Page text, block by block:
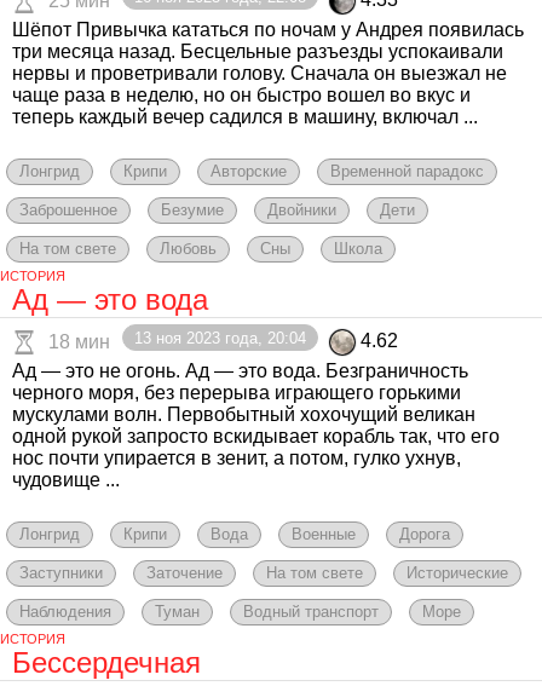
Шёпот Привычка кататься по ночам у Андрея появилась
три месяца назад. Бесцельные разъезды успокаивали
нервы и проветривали голову. Сначала он выезжал не
чаще раза в неделю, но он быстро вошел во вкус и
теперь каждый вечер садился в машину, включал ...
Лонгрид Крипи Авторские Временной парадокс
Заброшенное Безумие Двойники Дети
На том свете Любовь Сны Школа
ИСТОРИЯ
Ад — это вода
18 мин 13 ноя 2023 года, 20:04
4.62
Ад — это не огонь. Ад — это вода. Безграничность
черного моря, без перерыва играющего горькими
мускулами волн. Первобытный хохочущий великан
одной рукой запросто вскидывает корабль так, что его
нос почти упирается в зенит, а потом, гулко ухнув,
чудовище ...
Лонгрид Крипи Вода Военные Дорога
Заступники Заточение На том свете Исторические
Наблюдения Туман Водный транспорт Море
ИСТОРИЯ
Бессердечная